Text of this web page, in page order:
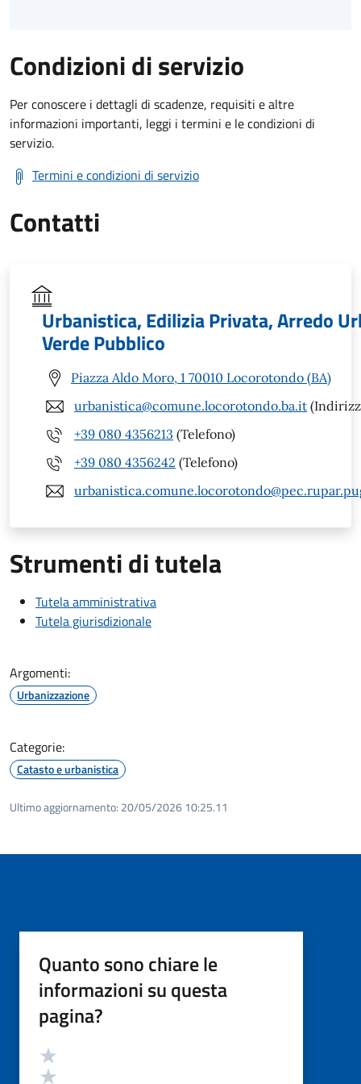
Condizioni di servizio
Per conoscere i dettagli di scadenze, requisiti e altre
informazioni importanti, leggi i termini e le condizioni di
servizio.
Termini e condizioni di servizio
Contatti
Urbanistica, Edilizia Privata, Arredo
Verde Pubblico
Piazza Aldo Moro, 1 70010 Locorotondo (BA)
urbanistica@comune.locorotondo.ba.it
+39 080 4356213 (Telefono)
+39 080 4356242 (Telefono)
Strumenti di tutela
Tutela amministrativa
Tutela giurisdizionale
Argomenti:
Urbanizzazione
Categorie:
Catasto e urbanistica
Ultimo aggiornamento: 20/05/2026 10:25.11
Quanto sono chiare le
informazioni su questa
pagina?
Valutazione